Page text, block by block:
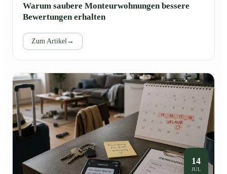
Warum saubere Monteurwohnungen bessere
Bewertungen erhalten
Zum Artikel→
14
JUL